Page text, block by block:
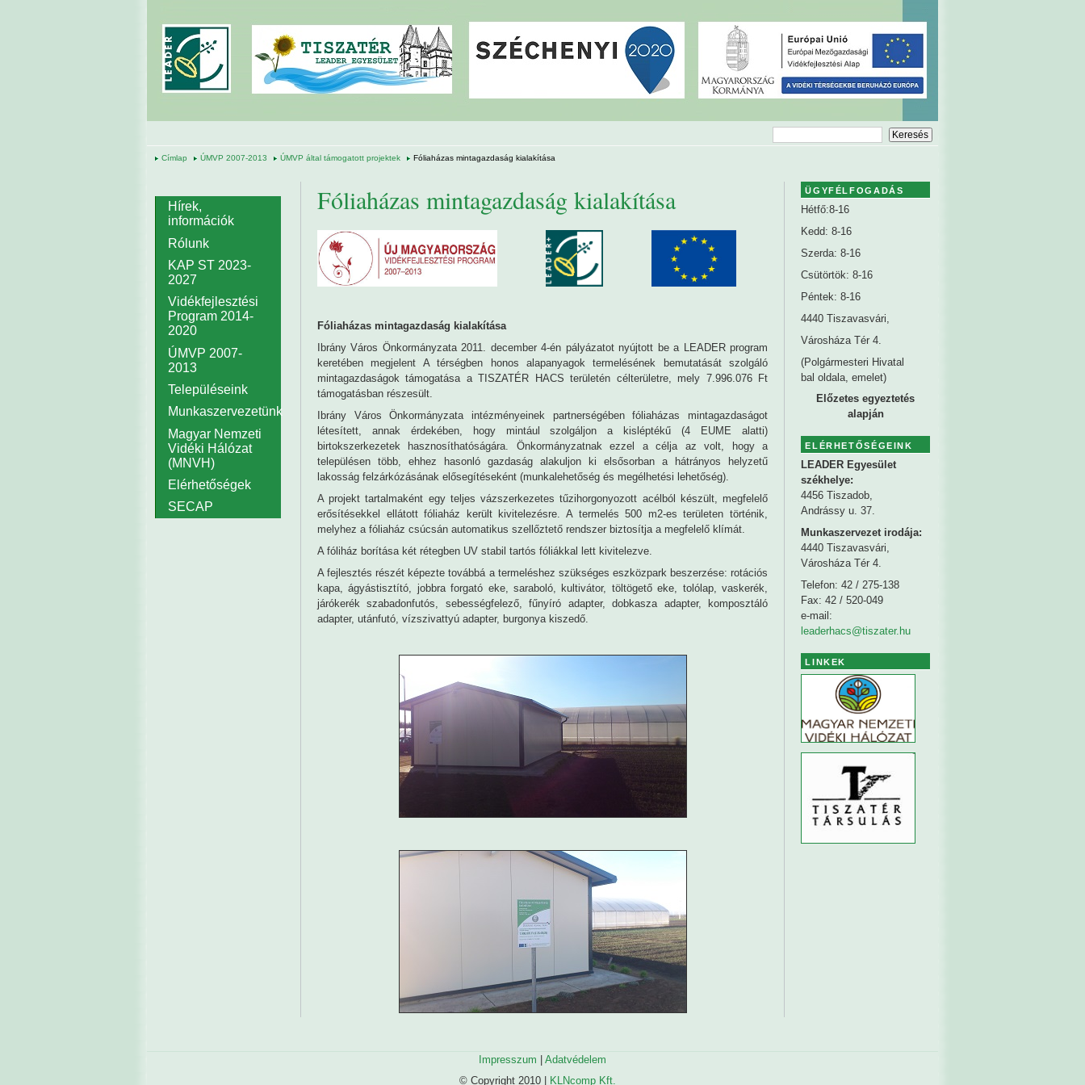
Címlap ÚMVP 2007-2013 ÚMVP által támogatott projektek Fóliaházas mintagazdaság kialakítása
Fóliaházas mintagazdaság kialakítása
Fóliaházas mintagazdaság kialakítása
Ibrány Város Önkormányzata 2011. december 4-én pályázatot nyújtott be a LEADER program
keretében megjelent A térségben honos alapanyagok termelésének bemutatását szolgáló
mintagazdaságok támogatása a TISZATÉR HACS területén célterületre, mely 7.996.076 Ft
támogatásban részesült.
Ibrány Város Önkormányzata intézményeinek partnerségében fóliaházas mintagazdaságot
létesített, annak érdekében, hogy mintául szolgáljon a kisléptékű (4 EUME alatti)
birtokszerkezetek hasznosíthatóságára. Önkormányzatnak ezzel a célja az volt, hogy a
településen több, ehhez hasonló gazdaság alakuljon ki elsősorban a hátrányos helyzetű
lakosság felzárkózásának elősegítéseként (munkalehetőség és megélhetési lehetőség).
A projekt tartalmaként egy teljes vázszerkezetes tűzihorgonyozott acélból készült, megfelelő
erősítésekkel ellátott fóliaház került kivitelezésre. A termelés 500 m2-es területen történik,
melyhez a fóliaház csúcsán automatikus szellőztető rendszer biztosítja a megfelelő klímát.
A fóliház borítása két rétegben UV stabil tartós fóliákkal lett kivitelezve.
A fejlesztés részét képezte továbbá a termeléshez szükséges eszközpark beszerzése: rotációs
kapa, ágyástisztító, jobbra forgató eke, saraboló, kultivátor, töltögető eke, tolólap, vaskerék,
járókerék szabadonfutós, sebességfelező, fűnyíró adapter, dobkasza adapter, komposztáló
adapter, utánfutó, vízszivattyú adapter, burgonya kiszedő.
Hírek,
információk
Rólunk
KAP ST 2023-
2027
Vidékfejlesztési
Program 2014-
2020
ÚMVP 2007-
2013
Településeink
Munkaszervezetünk
Magyar Nemzeti
Vidéki Hálózat
(MNVH)
Elérhetőségek
SECAP
ÜGYFÉLFOGADÁS
Hétfő:8-16
Kedd: 8-16
Szerda: 8-16
Csütörtök: 8-16
Péntek: 8-16
4440 Tiszavasvári,
Városháza Tér 4.
(Polgármesteri Hivatal
bal oldala, emelet)
Előzetes egyeztetés
alapján
ELÉRHETŐSÉGEINK
LEADER Egyesület
székhelye:
4456 Tiszadob,
Andrássy u. 37.
Munkaszervezet irodája:
4440 Tiszavasvári,
Városháza Tér 4.
Telefon: 42 / 275-138
Fax: 42 / 520-049
e-mail:
leaderhacs@tiszater.hu
LINKEK
Impresszum | Adatvédelem
© Copyright 2010 |
KLNcomp Kft.